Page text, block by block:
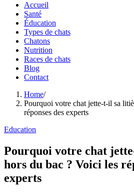
Accueil
Santé
Éducation
Types de chats
Chatons
Nutrition
Races de chats
Blog
Contact
Home/
Pourquoi votre chat jette-t-il sa
réponses des experts
Education
Pourquoi votre chat
hors du bac ? Voici les
experts